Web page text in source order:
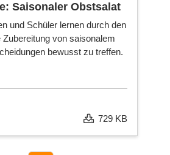
Saisonaler Obstsalat
und Schüler lernen durch den
Zubereitung von saisonalem
bewusst zu treffen.
729 KB